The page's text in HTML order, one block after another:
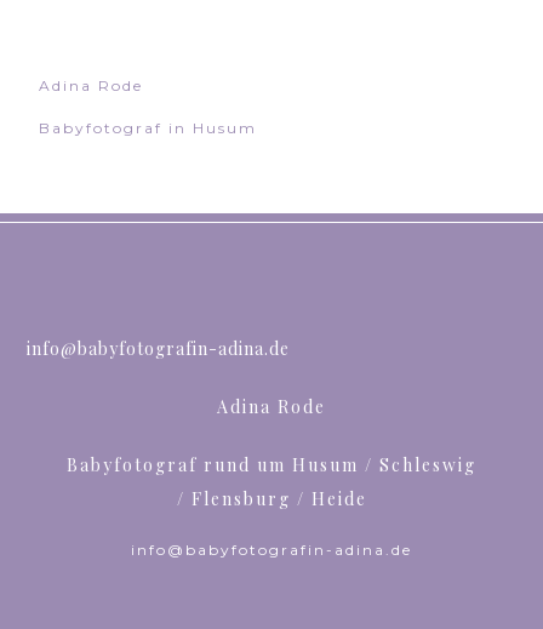
Adina Rode
Babyfotograf in Husum
info@babyfotografin-adina.de
Adina Rode
Babyfotograf rund um Husum / Schleswig
/ Flensburg / Heide
info@babyfotografin-adina.de